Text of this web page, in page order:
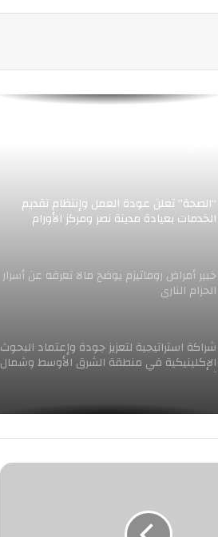
الجديدة لدعم صحة المرأة
“الصحة” تعلن عودة العمل وإنتظام تقديم
الخدمات بعيادة مدينة نصر ومركز الأورام
خبير أمراض روماتيزم يوضح مالا تعرفه عن أسرار
الحزام النارى
شراكة استراتيجية لتعزيز جودة وإعتماد البحوث
الإكلينيكية في منطقة الشرق الأوسط وشمال
أفريقيا
Jamjoom Pharma Announces Strategic
Partnership with Idorsia to Advance
and the Levant
“إيدورسيا” لتطوير علاجات الأرق في السعودية
والمشرق العربي